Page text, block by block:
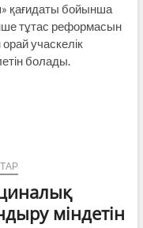
қағидаты бойынша
тұтас реформасын
орай учаскелік
болады.
міндетін